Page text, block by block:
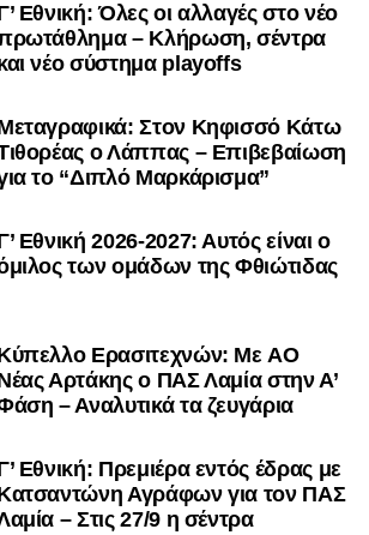
Εθνική: Όλες οι αλλαγές στο νέο
– Κλήρωση, σέντρα
νέο σύστημα playoffs
Στον Κηφισσό Κάτω
ο Λάππας – Επιβεβαίωση
το “Διπλό Μαρκάρισμα”
Εθνική 2026-2027: Αυτός είναι ο
των ομάδων της Φθιώτιδας
Ερασιτεχνών: Με AO
Αρτάκης ο ΠΑΣ Λαμία στην Α’
– Αναλυτικά τα ζευγάρια
Εθνική: Πρεμιέρα εντός έδρας με
Αγράφων για τον ΠΑΣ
– Στις 27/9 η σέντρα